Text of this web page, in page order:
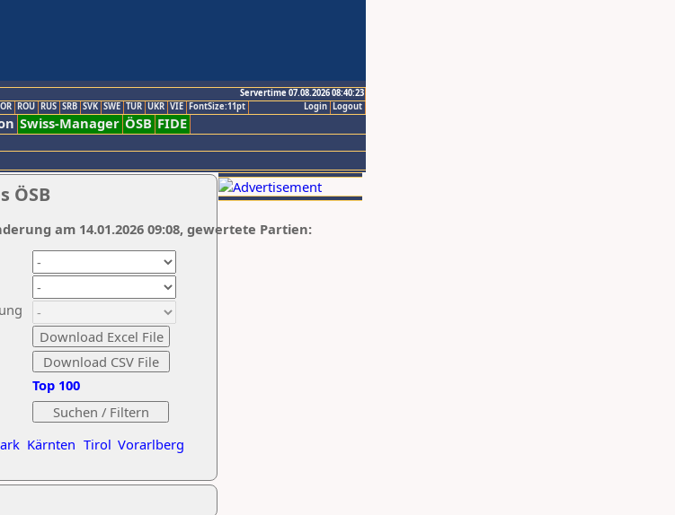
Servertime 07.08.2026 08:40:23
Logout
Login
ROU RUS SRB SVK SWE TUR UKR VIE FontSize:11pt
Swiss-Manager ÖSB FIDE
ÖSB
Kärnten Tirol Vorarlberg
Top 100
am 14.01.2026 09:08, gewertete Partien: